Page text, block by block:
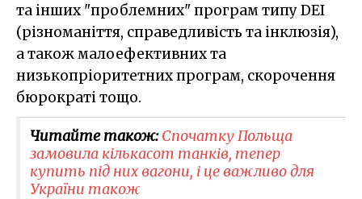
та інших "проблемних" програм типу DEI
(різноманіття, справедливість та інклюзія),
а також малоефективних та
низькопріоритетних програм, скорочення
бюрократі тощо.
Читайте також:Спочатку Польща
замовила кількасот танків, тепер
купить під них вагони, і це важливо для
України також